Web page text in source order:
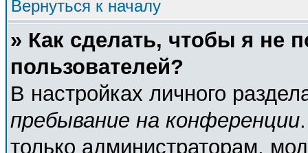
Вернуться к началу
» Как сделать, чтобы я не
пользователей?
В настройках личного
пребывание на конференции
только администраторам,